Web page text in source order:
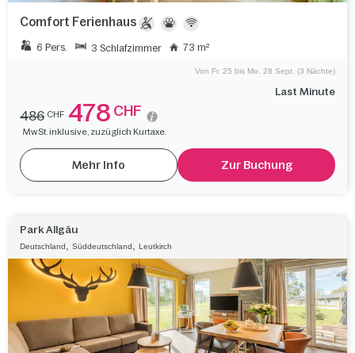
Comfort Ferienhaus
6 Pers. 3 Schlafzimmer 73 m²
Last Minute
Von Fr. 25 bis Mo. 28 Sept. (3 Nächte)
486 CHF 478 CHF
MwSt. inklusive, zuzüglich Kurtaxe.
Mehr Info Zur Buchung
Park Allgäu
Deutschland Süddeutschland Leutkirch